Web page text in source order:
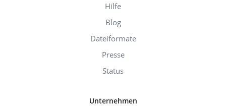
Hilfe
Blog
Dateiformate
Presse
Status
Unternehmen